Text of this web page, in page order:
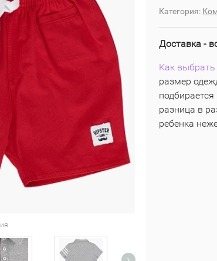
Категория:
Доставка -
Как выбрать
размер
разница в
ребенка